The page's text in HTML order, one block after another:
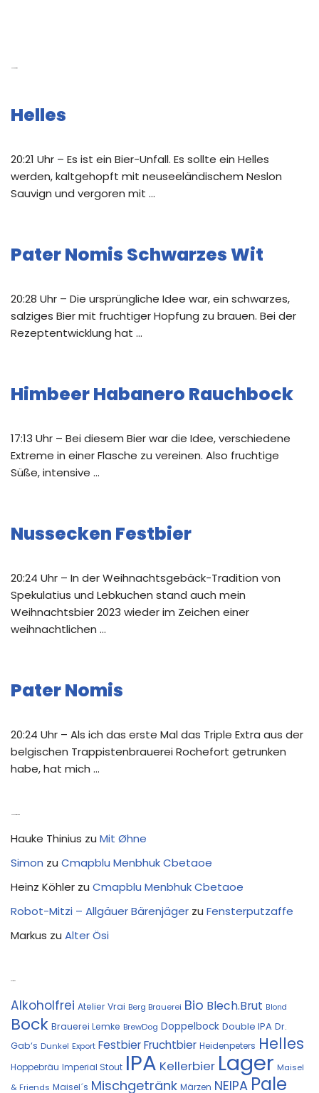
Helles
20:21 Uhr – Es ist ein Bier-Unfall. Es sollte ein Helles
werden, kaltgehopft mit neuseeländischem Neslon
Sauvign und vergoren mit …
Pater Nomis Schwarzes Wit
20:28 Uhr – Die ursprüngliche Idee war, ein schwarzes,
salziges Bier mit fruchtiger Hopfung zu brauen. Bei der
Rezeptentwicklung hat …
Himbeer Habanero Rauchbock
17:13 Uhr – Bei diesem Bier war die Idee, verschiedene
Extreme in einer Flasche zu vereinen. Also fruchtige
Süße, intensive …
Nussecken Festbier
20:24 Uhr – In der Weihnachtsgebäck-Tradition von
Spekulatius und Lebkuchen stand auch mein
Weihnachtsbier 2023 wieder im Zeichen einer
weihnachtlichen …
Pater Nomis
20:24 Uhr – Als ich das erste Mal das Triple Extra aus der
belgischen Trappistenbrauerei Rochefort getrunken
habe, hat mich …
Hauke Thinius zu Mit Øhne
Simon zu Cmapblu Menbhuk Cbetaoe
Heinz Köhler zu Cmapblu Menbhuk Cbetaoe
Robot-Mitzi – Allgäuer Bärenjäger zu Fensterputzaffe
Markus zu Alter Ösi
Alkoholfrei Atelier Vrai Berg Brauerei Bio Blech.Brut Blond
Bock Brauerei Lemke BrewDog Doppelbock Double IPA Dr.
Gab‘s Dunkel Export FestbierFruchtbier Heidenpeters Helles
Hoppebräu Imperial Stout IPA Kellerbier Lager Maisel
& Friends Maisel´s Mischgetränk Märzen NEIPA Pale